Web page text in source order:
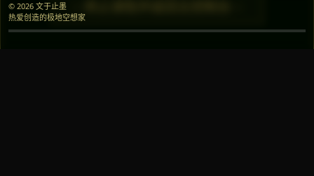
© 2026 文于止墨
热爱创造的极地空想家